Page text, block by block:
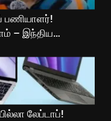
பணியாளர்!
– இந்திய
லேப்டாப்!